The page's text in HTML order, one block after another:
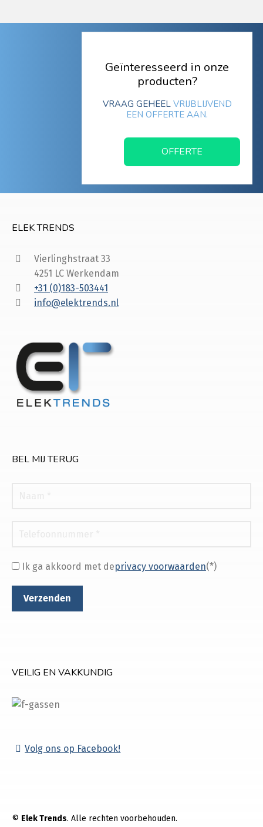
Geïnteresseerd in onze
producten?
VRAAG GEHEEL VRIJBLIJVEND
EEN OFFERTE AAN.
OFFERTE
ELEK TRENDS
Vierlinghstraat 33
4251 LC Werkendam
+31 (0)183-503441
info@elektrends.nl
BEL MIJ TERUG
Ik ga akkoord met deprivacy voorwaarden(*)
VEILIG EN VAKKUNDIG
Volg ons op Facebook!
© Elek Trends. Alle rechten voorbehouden.